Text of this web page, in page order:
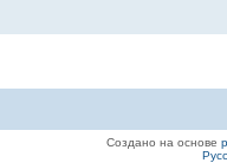
Создано на основе